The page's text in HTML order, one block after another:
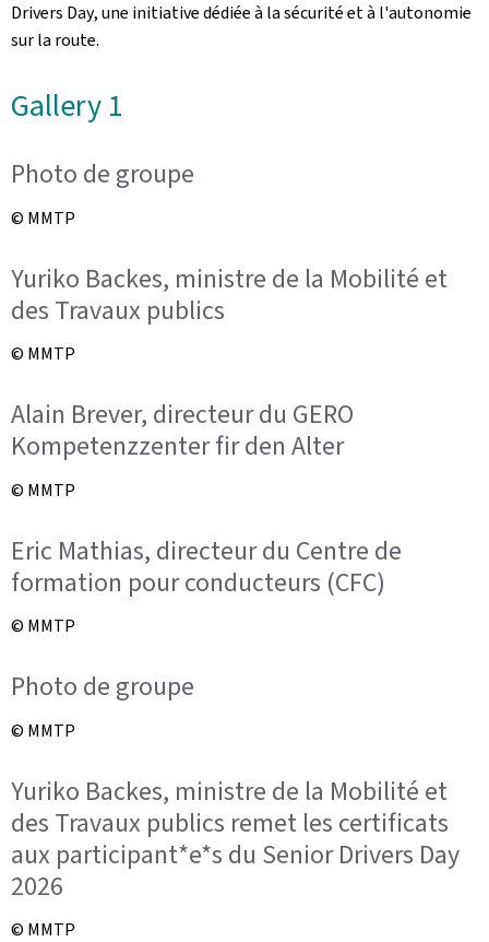
Drivers Day, une initiative dédiée à la sécurité et à l'autonomie
sur la route.
Gallery 1
Photo de groupe
© MMTP
Yuriko Backes, ministre de la Mobilité et
des Travaux publics
© MMTP
Alain Brever, directeur du GERO
Kompetenzzenter fir den Alter
© MMTP
Eric Mathias, directeur du Centre de
formation pour conducteurs (CFC)
© MMTP
Photo de groupe
© MMTP
Yuriko Backes, ministre de la Mobilité et
des Travaux publics remet les certificats
aux participant*e*s du Senior Drivers Day
2026
© MMTP